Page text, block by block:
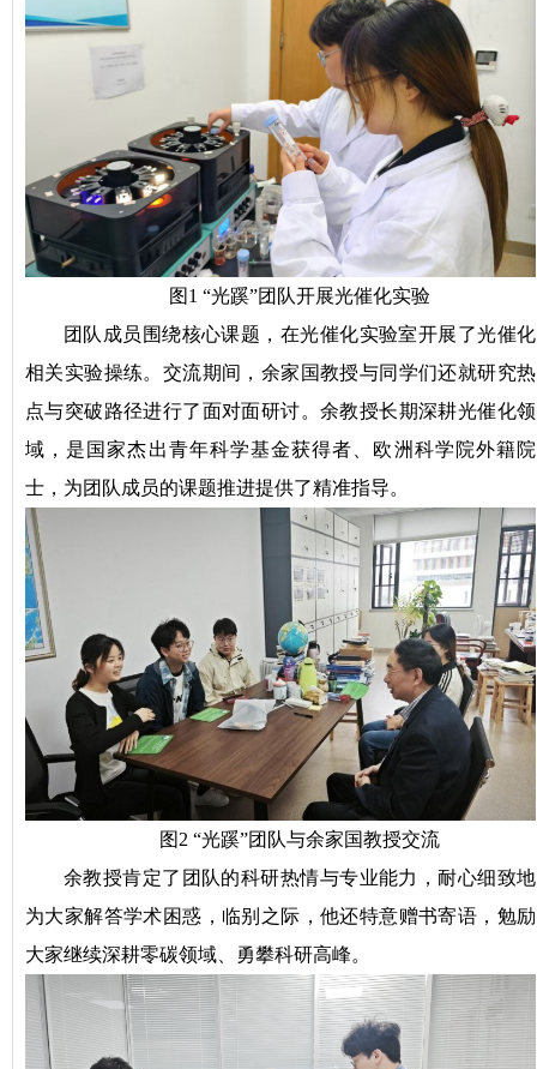
图1 “光蹊”团队开展光催化实验
团队成员围绕核心课题，在光催化实验室开展了光催化
相关实验操练。交流期间，余家国教授与同学们还就研究热
点与突破路径进行了面对面研讨。余教授长期深耕光催化领
域，是国家杰出青年科学基金获得者、欧洲科学院外籍院
士，为团队成员的课题推进提供了精准指导。
图2 “光蹊”团队与余家国教授交流
余教授肯定了团队的科研热情与专业能力，耐心细致地
为大家解答学术困惑，临别之际，他还特意赠书寄语，勉励
大家继续深耕零碳领域、勇攀科研高峰。